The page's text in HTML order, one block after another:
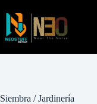
Siembra / Jardinería